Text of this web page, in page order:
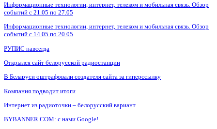
Информационные технологии, интернет, телеком и мобильная связь. Обзор
событий с 21.05 по 27.05
Информационные технологии, интернет, телеком и мобильная связь. Обзор
событий с 14.05 по 20.05
РУПИС навсегда
Открылся сайт белорусской радиостанции
В Беларуси оштрафовали создателя сайта за гиперссылку
Компания подводит итоги
Интернет из радиоточки – белорусский вариант
BYBANNER.COM: c нами Google!